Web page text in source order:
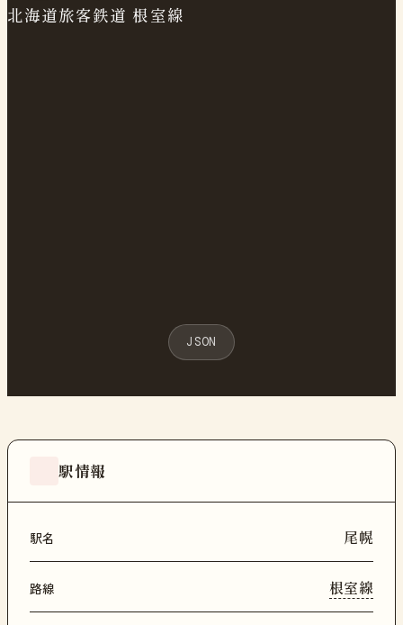
北海道旅客鉄道 根室線
JSON
駅情報
駅名 尾幌
路線 根室線